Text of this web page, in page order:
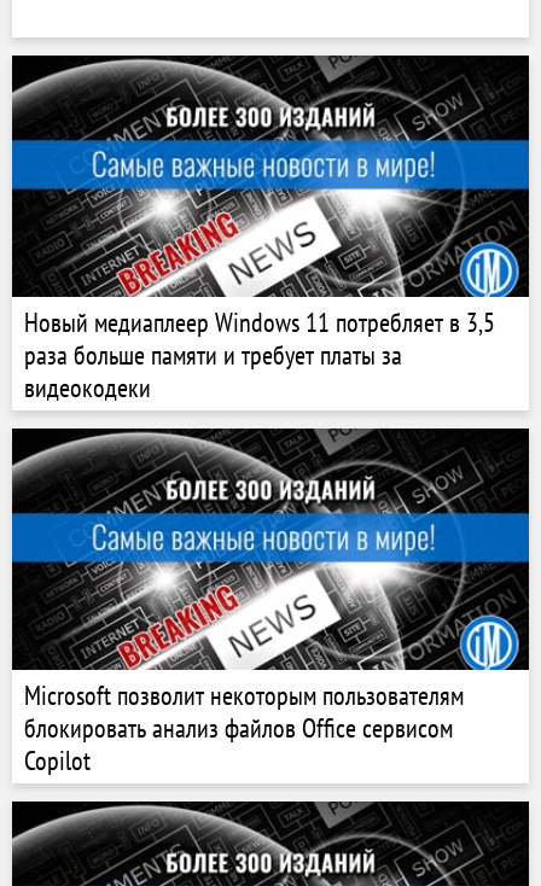
Новый медиаплеер Windows 11 потребляет в 3,5
раза больше памяти и требует платы за
видеокодеки
Microsoft позволит некоторым пользователям
блокировать анализ файлов Office сервисом
Copilot